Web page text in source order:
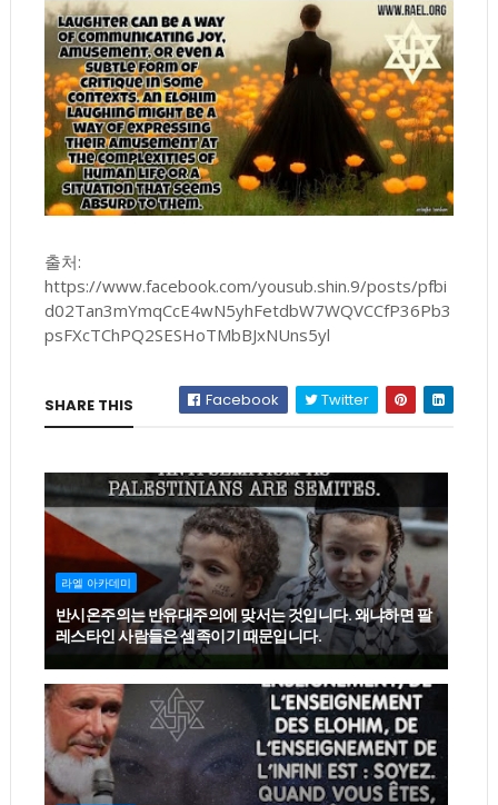
출처:
https://www.facebook.com/yousub.shin.9/posts/pfbi
d02Tan3mYmqCcE4wN5yhFetdbW7WQVCCfP36Pb3
psFXcTChPQ2SESHoTMbBJxNUns5yl
SHARE THIS Facebook Twitter
라엘 아카데미
반시온주의는 반유대주의에 맞서는 것입니다. 왜냐하면 팔
레스타인 사람들은 셈족이기 때문입니다.